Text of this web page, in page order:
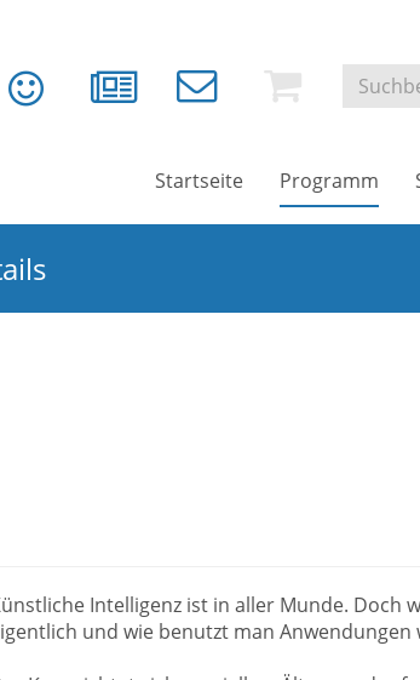
Startseite Programm
Intelligenz ist in aller Munde. Doch
und wie benutzt man Anwendungen